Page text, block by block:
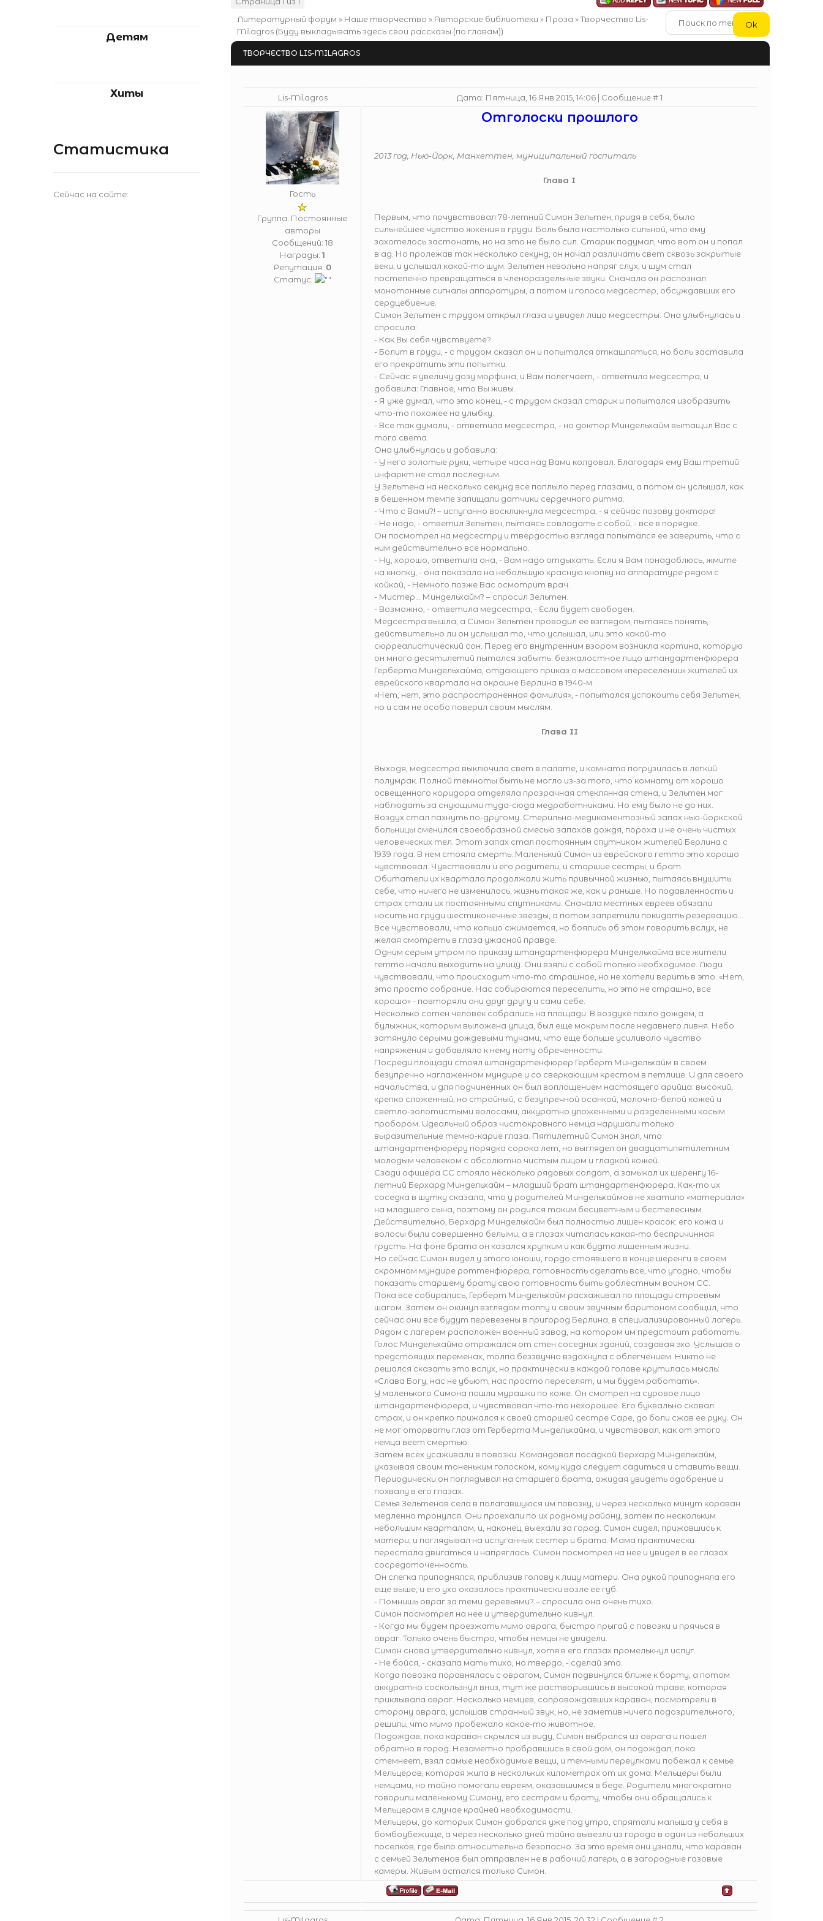
Литературный форум » Наше творчество » Авторские библиотеки » Проза »Творчество Lis-
Milagros (Буду выкладывать здесь свои рассказы (по главам))
ТВОРЧЕСТВО LIS-MILAGROS
Lis-Milagros Дата: Пятница, 16 Янв 2015, 14:06 | Сообщение #1
Гость
Группа: Постоянные
авторы
Сообщений: 18
Награды: 1
Репутация: 0
Статус:
Отголоски прошлого
2013 год, Нью-Йорк, Манхеттен, муниципальный госпиталь
Глава I
Первым, что почувствовал 78-летний Симон Зельтен, придя в себя, было
сильнейшее чувство жжения в груди. Боль была настолько сильной, что ему
захотелось застонать, но на это не было сил. Старик подумал, что вот он и попал
в ад. Но пролежав так несколько секунд, он начал различать свет сквозь закрытые
веки, и услышал какой-то шум. Зельтен невольно напряг слух, и шум стал
постепенно превращаться в членораздельные звуки. Сначала он распознал
монотонные сигналы аппаратуры, а потом и голоса медсестер, обсуждавших его
сердцебиение.
Симон Зельтен с трудом открыл глаза и увидел лицо медсестры. Она улыбнулась и
спросила:
- Как Вы себя чувствуете?
- Болит в груди, - с трудом сказал он и попытался откашляться, но боль заставила
его прекратить эти попытки.
- Сейчас я увеличу дозу морфина, и Вам полегчает, - ответила медсестра, и
добавила: Главное, что Вы живы.
- Я уже думал, что это конец, - с трудом сказал старик и попытался изобразить
что-то похожее на улыбку.
- Все так думали, - ответила медсестра, - но доктор Миндельхайм вытащил Вас с
того света.
Она улыбнулась и добавила:
- У него золотые руки, четыре часа над Вами колдовал. Благодаря ему Ваш третий
инфаркт не стал последним.
У Зельтена на несколько секунд все поплыло перед глазами, а потом он услышал, как
в бешенном темпе запищали датчики сердечного ритма.
- Что с Вами?! – испуганно воскликнула медсестра, - я сейчас позову доктора!
- Не надо, - ответил Зельтен, пытаясь совладать с собой, - все в порядке.
Он посмотрел на медсестру и твердостью взгляда попытался ее заверить, что с
ним действительно все нормально.
- Ну, хорошо, ответила она, - Вам надо отдыхать. Если я Вам понадоблюсь, жмите
на кнопку, - она показала на небольшую красную кнопку на аппаратуре рядом с
койкой, - Немного позже Вас осмотрит врач.
- Мистер… Миндельхайм? – спросил Зельтен.
- Возможно, - ответила медсестра, - Если будет свободен.
Медсестра вышла, а Симон Зельтен проводил ее взглядом, пытаясь понять,
действительно ли он услышал то, что услышал, или это какой-то
сюрреалистический сон. Перед его внутренним взором возникла картина, которую
он много десятилетий пытался забыть: безжалостное лицо штандартенфюрера
Герберта Миндельхайма, отдающего приказ о массовом «переселении» жителей их
еврейского квартала на окраине Берлина в 1940-м.
«Нет, нет, это распространенная фамилия», - попытался успокоить себя Зельтен,
но и сам не особо поверил своим мыслям.
Глава II
Выходя, медсестра выключила свет в палате, и комната погрузилась в легкий
полумрак. Полной темноты быть не могло из-за того, что комнату от хорошо
освещенного коридора отделяла прозрачная стеклянная стена, и Зельтен мог
наблюдать за снующими туда-сюда медработниками. Но ему было не до них.
Воздух стал пахнуть по-другому. Стерильно-медикаментозный запах нью-йоркской
больницы сменился своеобразной смесью запахов дождя, пороха и не очень чистых
человеческих тел. Этот запах стал постоянным спутником жителей Берлина с
1939 года. В нем стояла смерть. Маленький Симон из еврейского гетто это хорошо
чувствовал. Чувствовали и его родители, и старшие сестры, и брат.
Обитатели их квартала продолжали жить привычной жизнью, пытаясь внушить
себе, что ничего не изменилось, жизнь такая же, как и раньше. Но подавленность и
страх стали их постоянными спутниками. Сначала местных евреев обязали
носить на груди шестиконечные звезды, а потом запретили покидать резервацию…
Все чувствовали, что кольцо сжимается, но боялись об этом говорить вслух, не
желая смотреть в глаза ужасной правде.
Одним серым утром по приказу штандартенфюрера Миндельхайма все жители
гетто начали выходить на улицу. Они взяли с собой только необходимое. Люди
чувствовали, что происходит что-то страшное, но не хотели верить в это. «Нет,
это просто собрание. Нас собираются переселить, но это не страшно, все
хорошо» - повторяли они друг другу и сами себе.
Несколько сотен человек собрались на площади. В воздухе пахло дождем, а
булыжник, которым выложена улица, был еще мокрым после недавнего ливня. Небо
затянуло серыми дождевыми тучами, что еще больше усиливало чувство
напряжения и добавляло к нему ноту обреченности.
Посреди площади стоял штандартенфюрер Герберт Миндельхайм в своем
безупречно наглаженном мундире и со сверкающим крестом в петлице. И для своего
начальства, и для подчиненных он был воплощением настоящего арийца: высокий,
крепко сложенный, но стройный, с безупречной осанкой, молочно-белой кожей и
светло-золотистыми волосами, аккуратно уложенными и разделенными косым
пробором. Идеальный образ чистокровного немца нарушали только
выразительные темно-карие глаза. Пятилетний Симон знал, что
штандартенфюреру порядка сорока лет, но выглядел он двадцатипятилетним
молодым человеком с абсолютно чистым лицом и гладкой кожей.
Сзади офицера СС стояло несколько рядовых солдат, а замыкал их шеренгу 16-
летний Берхард Миндельхайм – младший брат штандартенфюрера. Как-то их
соседка в шутку сказала, что у родителей Миндельхаймов не хватило «материала»
на младшего сына, поэтому он родился таким бесцветным и бестелесным.
Действительно, Берхард Миндельхайм был полностью лишен красок: его кожа и
волосы были совершенно белыми, а в глазах читалась какая-то беспричинная
грусть. На фоне брата он казался хрупким и как будто лишенным жизни.
Но сейчас Симон видел у этого юноши, гордо стоявшего в конце шеренги в своем
скромном мундире роттенфюрера, готовность сделать все, что угодно, чтобы
показать старшему брату свою готовность быть доблестным воином СС.
Пока все собирались, Герберт Миндельхайм расхаживал по площади строевым
шагом. Затем он окинул взглядом толпу и своим звучным баритоном сообщил, что
сейчас они все будут перевезены в пригород Берлина, в специализированный лагерь.
Рядом с лагерем расположен военный завод, на котором им предстоит работать.
Голос Миндельхайма отражался от стен соседних зданий, создавая эхо. Услышав о
предстоящих переменах, толпа беззвучно вздохнула с облегчением. Никто не
решался сказать это вслух, но практически в каждой голове крутилась мысль:
«Слава Богу, нас не убьют, нас просто переселят, и мы будем работать».
У маленького Симона пошли мурашки по коже. Он смотрел на суровое лицо
штандартенфюрера, и чувствовал что-то нехорошее. Его буквально сковал
страх, и он крепко прижался к своей старшей сестре Саре, до боли сжав ее руку. Он
не мог оторвать глаз от Герберта Миндельхайма, и чувствовал, как от этого
немца веет смертью.
Затем всех усаживали в повозки. Командовал посадкой Берхард Миндельхайм,
указывая своим тоненьким голоском, кому куда следует садиться и ставить вещи.
Периодически он поглядывал на старшего брата, ожидая увидеть одобрение и
похвалу в его глазах.
Семья Зельтенов села в полагавшуюся им повозку, и через несколько минут караван
медленно тронулся. Они проехали по их родному району, затем по нескольким
небольшим кварталам, и, наконец, выехали за город. Симон сидел, прижавшись к
матери, и поглядывал на испуганных сестер и брата. Мама практически
перестала двигаться и напряглась. Симон посмотрел на нее и увидел в ее глазах
сосредоточенность.
Он слегка приподнялся, приблизив голову к лицу матери. Она рукой приподняла его
еще выше, и его ухо оказалось практически возле ее губ.
- Помнишь овраг за теми деревьями? – спросила она очень тихо.
Симон посмотрел на нее и утвердительно кивнул.
- Когда мы будем проезжать мимо оврага, быстро прыгай с повозки и прячься в
овраг. Только очень быстро, чтобы немцы не увидели.
Симон снова утвердительно кивнул, хотя в его глазах промелькнул испуг.
- Не бойся, - сказала мать тихо, но твердо, - сделай это.
Когда повозка поравнялась с оврагом, Симон подвинулся ближе к борту, а потом
аккуратно соскользнул вниз, тут же растворившись в высокой траве, которая
приклывала овраг. Несколько немцев, сопровождавших караван, посмотрели в
сторону оврага, услышав странный звук, но, не заметив ничего подозрительного,
решили, что мимо пробежало какое-то животное.
Подождав, пока караван скрылся из виду, Симон выбрался из оврага и пошел
обратно в город. Незаметно пробравшись в свой дом, он подождал, пока
стемнеет, взял самые необходимые вещи, и темными переулками побежал к семье
Мельцеров, которая жила в нескольких километрах от их дома. Мельцеры были
немцами, но тайно помогали евреям, оказавшимся в беде. Родители многократно
говорили маленькому Симону, его сестрам и брату, чтобы они обращались к
Мельцерам в случае крайней необходимости.
Мельцеры, до которых Симон добрался уже под утро, спрятали малыша у себя в
бомбоубежище, а через несколько дней тайно вывезли из города в один из небольших
поселков, где было относительно безопасно. За это время они узнали, что караван
с семьей Зельтенов был отправлен не в рабочий лагерь, а в загородные газовые
камеры. Живым остался только Симон.
Детям
Хиты
Статистика
Сейчас на сайте: